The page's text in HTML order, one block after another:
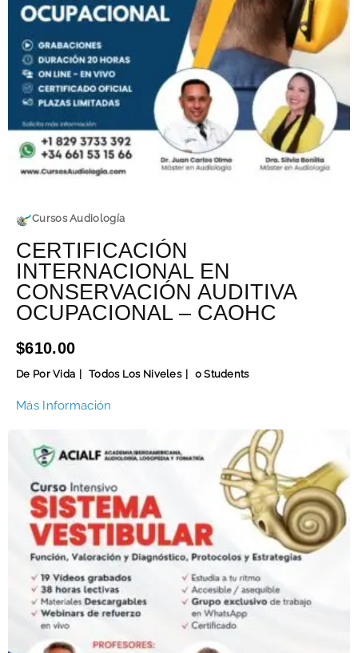
Cursos Audiología
CERTIFICACIÓN
INTERNACIONAL EN
CONSERVACIÓN AUDITIVA
OCUPACIONAL – CAOHC
$610.00
De Por Vida Todos Los Niveles 0 Students
Más Información